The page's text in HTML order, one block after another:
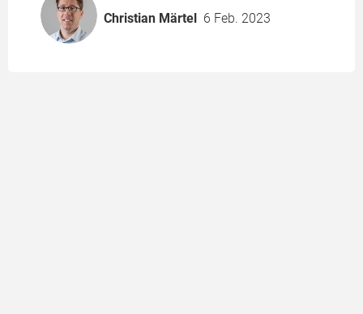
Christian Märtel 6 Feb. 2023